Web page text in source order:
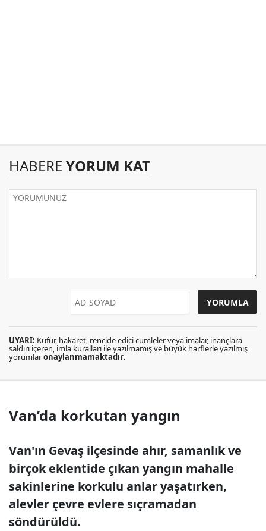
HABERE YORUM KAT
UYARI: Küfür, hakaret, rencide edici cümleler veya imalar, inançlara
saldırı içeren, imla kuralları ile yazılmamış ve büyük harflerle yazılmış
yorumlaronaylanmamaktadır.
Van’da korkutan yangın
Van'ın Gevaş ilçesinde ahır, samanlık ve
birçok eklentide çıkan yangın mahalle
sakinlerine korkulu anlar yaşatırken,
alevler çevre evlere sıçramadan
söndürüldü.